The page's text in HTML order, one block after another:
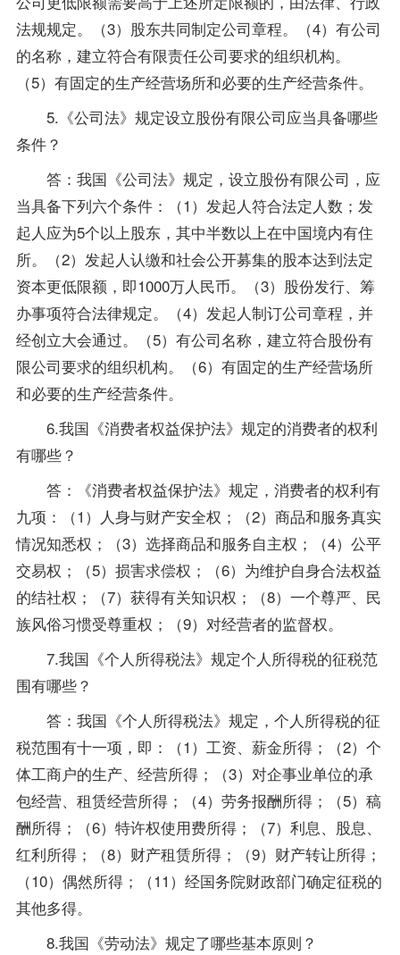
法规规定。（3）股东共同制定公司章程。（4）有公司
的名称，建立符合有限责任公司要求的组织机构。
（5）有固定的生产经营场所和必要的生产经营条件。
5.《公司法》规定设立股份有限公司应当具备哪些
条件？
答：我国《公司法》规定，设立股份有限公司，应
当具备下列六个条件：（1）发起人符合法定人数；发
起人应为5个以上股东，其中半数以上在中国境内有住
所。（2）发起人认缴和社会公开募集的股本达到法定
资本更低限额，即1000万人民币。（3）股份发行、筹
办事项符合法律规定。（4）发起人制订公司章程，并
经创立大会通过。（5）有公司名称，建立符合股份有
限公司要求的组织机构。（6）有固定的生产经营场所
和必要的生产经营条件。
6.我国《消费者权益保护法》规定的消费者的权利
有哪些？
答：《消费者权益保护法》规定，消费者的权利有
九项：（1）人身与财产安全权；（2）商品和服务真实
情况知悉权；（3）选择商品和服务自主权；（4）公平
交易权；（5）损害求偿权；（6）为维护自身合法权益
的结社权；（7）获得有关知识权；（8）一个尊严、民
族风俗习惯受尊重权；（9）对经营者的监督权。
7.我国《个人所得税法》规定个人所得税的征税范
围有哪些？
答：我国《个人所得税法》规定，个人所得税的征
税范围有十一项，即：（1）工资、薪金所得；（2）个
体工商户的生产、经营所得；（3）对企事业单位的承
包经营、租赁经营所得；（4）劳务报酬所得；（5）稿
酬所得；（6）特许权使用费所得；（7）利息、股息、
红利所得；（8）财产租赁所得；（9）财产转让所得；
（10）偶然所得；（11）经国务院财政部门确定征税的
其他多得。
8.我国《劳动法》规定了哪些基本原则？